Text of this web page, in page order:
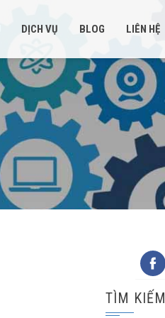
DỊCH VỤ BLOG LIÊN HỆ
TÌM KIẾM